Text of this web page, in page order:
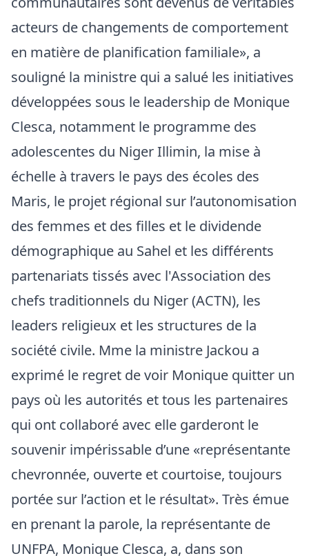
acteurs de changements de comportement
en matière de planification familiale», a
souligné la ministre qui a salué les initiatives
développées sous le leadership de Monique
Clesca, notamment le programme des
adolescentes du Niger Illimin, la mise à
échelle à travers le pays des écoles des
Maris, le projet régional sur l’autonomisation
des femmes et des filles et le dividende
démographique au Sahel et les différents
partenariats tissés avec l'Association des
chefs traditionnels du Niger (ACTN), les
leaders religieux et les structures de la
société civile. Mme la ministre Jackou a
exprimé le regret de voir Monique quitter un
pays où les autorités et tous les partenaires
qui ont collaboré avec elle garderont le
souvenir impérissable d’une «représentante
chevronnée, ouverte et courtoise, toujours
portée sur l’action et le résultat». Très émue
en prenant la parole, la représentante de
UNFPA, Monique Clesca, a, dans son